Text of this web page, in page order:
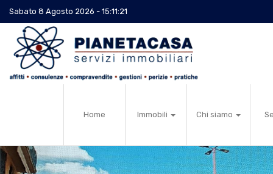
Sabato 8 Agosto 2026 - 15:11:22
Home Immobili Chi siamo